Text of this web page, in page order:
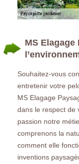
MS
Souhaitez-vous
entretenir votre
MS Elagage
dans le respect de
passion notre
comprenons la
comment elle
inventions